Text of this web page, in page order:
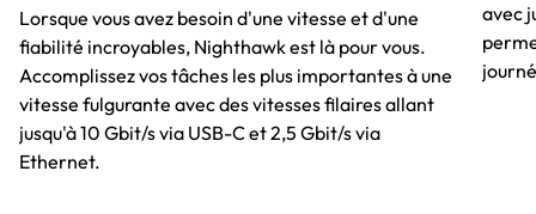
Lorsque vous avez besoin d'une vitesse et d'une
fiabilité incroyables, Nighthawk est là pour vous.
Accomplissez vos tâches les plus importantes à une
vitesse fulgurante avec des vitesses filaires allant
jusqu'à 10 Gbit/s via USB-C et 2,5 Gbit/s via
Ethernet.
avec